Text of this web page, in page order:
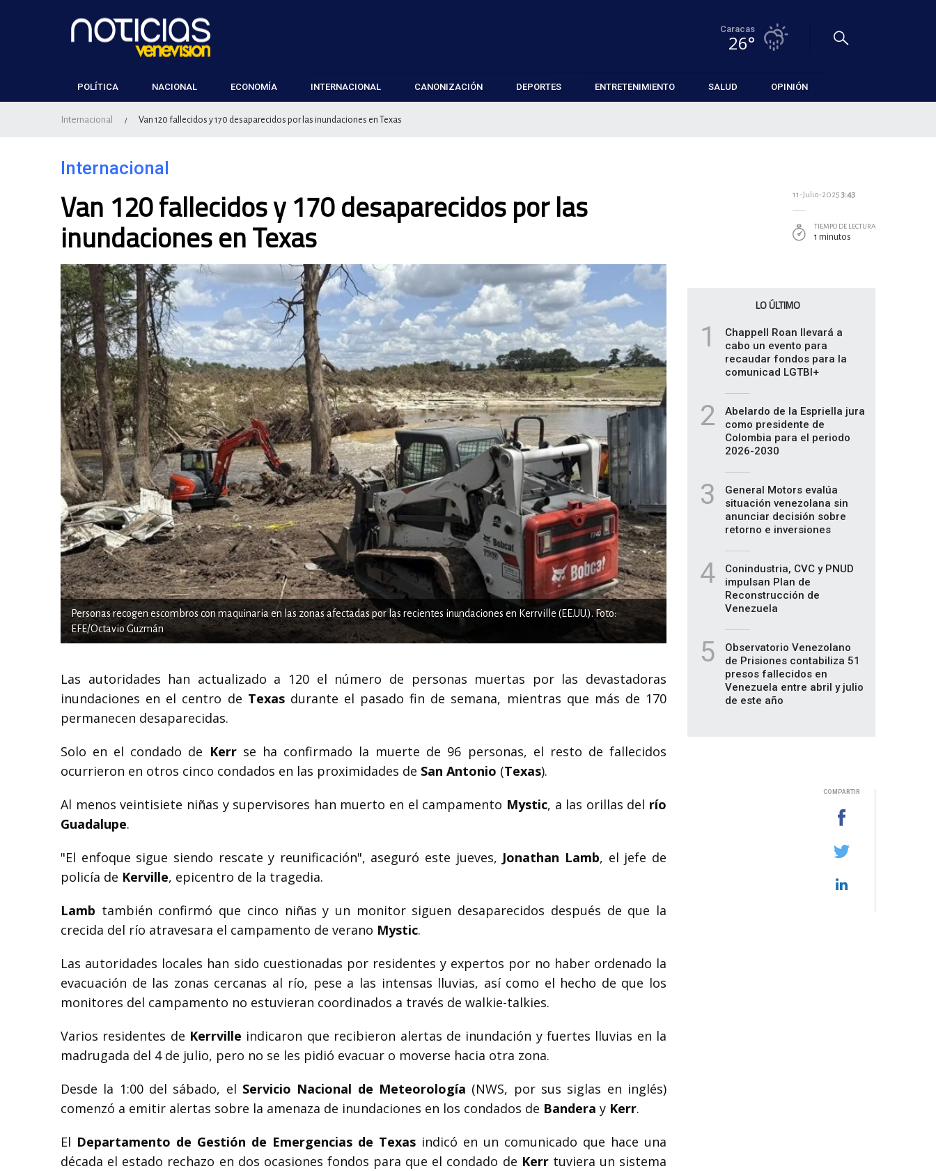
Caracas
26°
POLÍTICA NACIONAL ECONOMÍA INTERNACIONAL CANONIZACIÓN DEPORTES ENTRETENIMIENTO SALUD OPINIÓN
Internacional / Van 120 fallecidos y 170 desaparecidos por las inundaciones en Texas
Internacional
Van 120 fallecidos y 170 desaparecidos por las
inundaciones en Texas
Personas recogen escombros con maquinaria en las zonas afectadas por las recientes inundaciones en Kerrville (EE.UU.). Foto:
EFE/Octavio Guzmán
Las autoridades han actualizado a 120 el número de personas muertas por las devastadoras
inundaciones en el centro de Texasdurante el pasado fin de semana, mientras que más de 170
permanecen desaparecidas.
Solo en el condado de Kerrse ha confirmado la muerte de 96 personas, el resto de fallecidos
ocurrieron en otros cinco condados en las proximidades de San Antonio (Texas).
Al menos veintisiete niñas y supervisores han muerto en el campamento Mystic, a las orillas del río
Guadalupe.
"El enfoque sigue siendo rescate y reunificación", aseguró este jueves, Jonathan Lamb, el jefe de
policía de Kerville, epicentro de la tragedia.
Lamb también confirmó que cinco niñas y un monitor siguen desaparecidos después de que la
crecida del río atravesara el campamento de verano Mystic.
Las autoridades locales han sido cuestionadas por residentes y expertos por no haber ordenado la
evacuación de las zonas cercanas al río, pese a las intensas lluvias, así como el hecho de que los
monitores del campamento no estuvieran coordinados a través de walkie-talkies.
Varios residentes de Kerrville indicaron que recibieron alertas de inundación y fuertes lluvias en la
madrugada del 4 de julio, pero no se les pidió evacuar o moverse hacia otra zona.
Desde la 1:00 del sábado, el Servicio Nacional de Meteorología (NWS, por sus siglas en inglés)
comenzó a emitir alertas sobre la amenaza de inundaciones en los condados de Bandera y Kerr.
El Departamento de Gestión de Emergencias de Texas indicó en un comunicado que hace una
década el estado rechazo en dos ocasiones fondos para que el condado de Kerrtuviera un sistema
11-Julio-2025 3:43
TIEMPO DE LECTURA
1 minutos
LO ÚLTIMO
1
Chappell Roan llevará a
cabo un evento para
recaudar fondos para la
comunicad LGTBI+
2
Abelardo de la Espriella jura
como presidente de
Colombia para el periodo
2026-2030
3
General Motors evalúa
situación venezolana sin
anunciar decisión sobre
retorno e inversiones
4
Conindustria, CVC y PNUD
impulsan Plan de
Reconstrucción de
Venezuela
5
Observatorio Venezolano
de Prisiones contabiliza 51
presos fallecidos en
Venezuela entre abril y julio
de este año
COMPARTIR